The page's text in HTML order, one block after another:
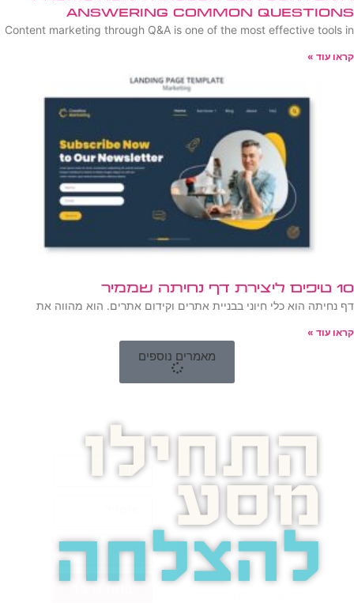
Answering Common Questions
Content marketing through Q&A is one of the most effective tools in
קראו עוד »
10 טיפים ליצירת דף נחיתה שממיר
דף נחיתה הוא כלי חיוני בבניית אתרים וקידום אתרים. הוא מהווה את
קראו עוד »
מאמרים נוספים
התחילו
מסע
להצלחה
בואו נדבר